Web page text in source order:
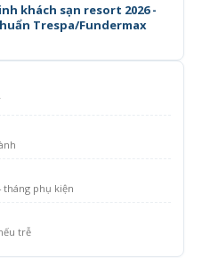
khách sạn resort 2026 -
Trespa/Fundermax
tháng phụ kiện
trễ